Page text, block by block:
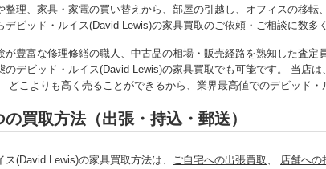
整理、家具・家電の買い替えから、部屋の引越し、オフィスの移転
デビッド・ルイス(David Lewis)の家具買取のご依頼・ご相談に数多
が豊富な修理修繕の職人、中古品の相場・販売経路を熟知した査
のデビッド・ルイス(David Lewis)の家具買取でも可能です。 当店
どこよりも高く売ることができるから、業界最高値でのデビッド・
買取方法（出張・持込・郵送）
ス(David Lewis)の家具買取方法は、 ご自宅への出張買取 、 店舗への